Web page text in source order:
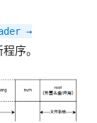
→
序。